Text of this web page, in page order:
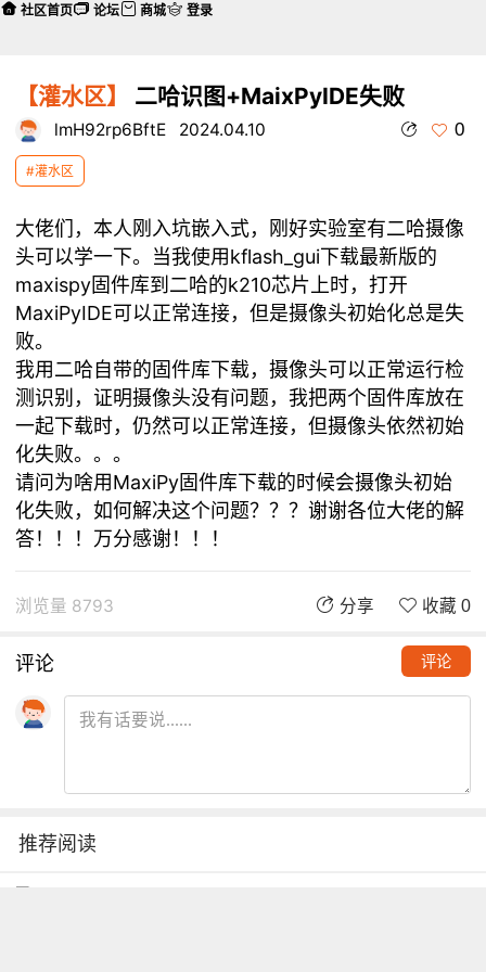
【灌水区】 二哈识图+MaixPyIDE失败
lmH92rp6BftE 2024.04.10 0
#灌水区
大佬们，本人刚入坑嵌入式，刚好实验室有二哈摄像
头可以学一下。当我使用kflash_gui下载最新版的
maxispy固件库到二哈的k210芯片上时，打开
MaxiPyIDE可以正常连接，但是摄像头初始化总是失
败。
我用二哈自带的固件库下载，摄像头可以正常运行检
测识别，证明摄像头没有问题，我把两个固件库放在
一起下载时，仍然可以正常连接，但摄像头依然初始
化失败。。。
请问为啥用MaxiPy固件库下载的时候会摄像头初始
化失败，如何解决这个问题？？？谢谢各位大佬的解
答！！！万分感谢！！！
浏览量 8793 分享 收藏 0
评论 评论
推荐阅读
社区首页 论坛 商城 登录